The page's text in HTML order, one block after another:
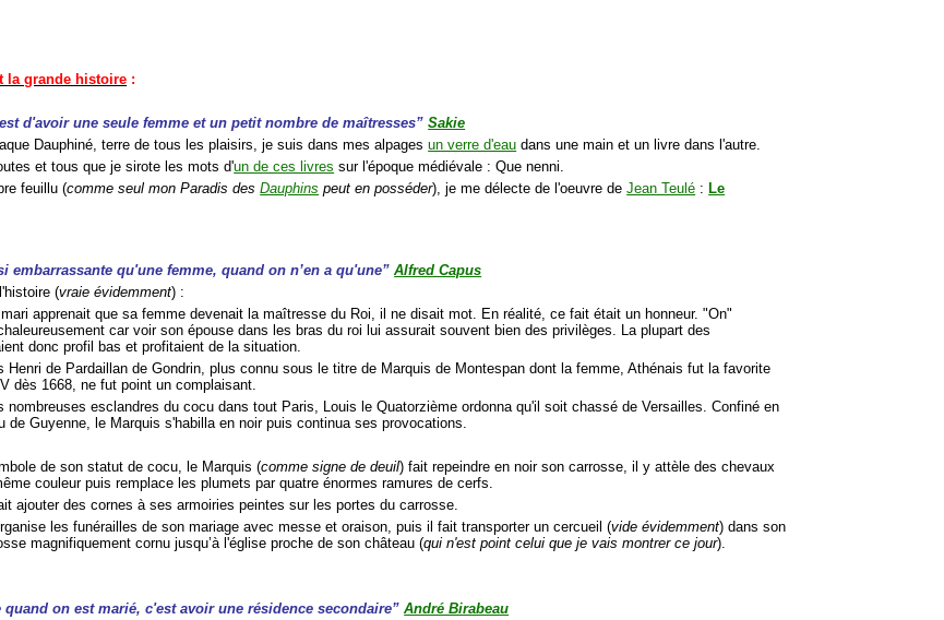
la grande histoire :
d'avoir une seule femme et un petit nombre de maîtresses”Sakie
Dauphiné, terre de tous les plaisirs, je suis dans mes alpagesun verre d'eau dans une main et un livre dans l'autre.
et tous que je sirote les mots d'un de ces livres sur l'époque médiévale : Que nenni.
feuillu (comme seul mon Paradis desDauphins peut en posséder), je me délecte de l'oeuvre deJean Teulé : Le
embarrassante qu'une femme, quand on n’en a qu'une”Alfred Capus
(vraie évidemment) :
apprenait que sa femme devenait la maîtresse du Roi, il ne disait mot. En réalité, ce fait était un honneur. "On"
car voir son épouse dans les bras du roi lui assurait souvent bien des privilèges. La plupart des
donc profil bas et profitaient de la situation.
Henri de Pardaillan de Gondrin, plus connu sous le titre de Marquis de Montespan dont la femme, Athénais fut la favorite
dès 1668, ne fut point un complaisant.
nombreuses esclandres du cocu dans tout Paris, Louis le Quatorzième ordonna qu'il soit chassé de Versailles. Confiné en
de Guyenne, le Marquis s'habilla en noir puis continua ses provocations.
de son statut de cocu, le Marquis (comme signe de deuil) fait repeindre en noir son carrosse, il y attèle des chevaux
couleur puis remplace les plumets par quatre énormes ramures de cerfs.
ajouter des cornes à ses armoiries peintes sur les portes du carrosse.
les funérailles de son mariage avec messe et oraison, puis il fait transporter un cercueil (vide évidemment) dans son
magnifiquement cornu jusqu’à l'église proche de son château (qui n'est point celui que je vais montrer ce jour).
quand on est marié, c'est avoir une résidence secondaire”André Birabeau